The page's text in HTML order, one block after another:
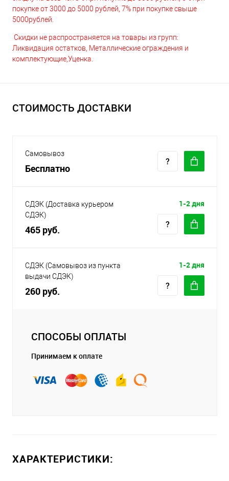
покупке от 3000 до 5000 рублей, 7% при покупке свыше
5000рублей.
Скидки не распространяется на товары из групп:
Ликвидация остатков, Металлические ограждения и
комплектующие,Уценка.
СТОИМОСТЬ ДОСТАВКИ
Самовывоз
Бесплатно
СДЭК (Доставка курьером
СДЭК)
465 руб.
1-2 дня
СДЭК (Самовывоз из пункта
выдачи СДЭК)
260 руб.
1-2 дня
СПОСОБЫ ОПЛАТЫ
Принимаем к оплате
ХАРАКТЕРИСТИКИ: